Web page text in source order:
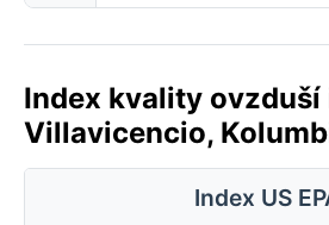
Index kvality ovzduší
Villavicencio,
Index US